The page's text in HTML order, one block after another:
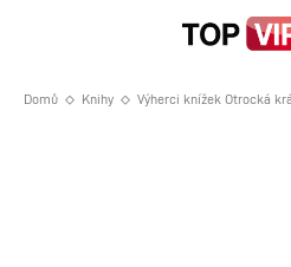
Domů Knihy Výherci knížek Otrocká